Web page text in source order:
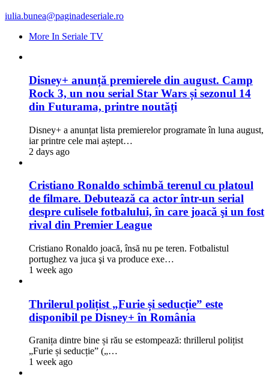
iulia.bunea@paginadeseriale.ro
More In Seriale TV
Disney+ anunță premierele din august. Camp
Rock 3, un nou serial Star Wars și sezonul 14
din Futurama, printre noutăți
Disney+ a anunțat lista premierelor programate în luna august,
iar printre cele mai aștept…
2 days ago
Cristiano Ronaldo schimbă terenul cu platoul
de filmare. Debutează ca actor într-un serial
despre culisele fotbalului, în care joacă şi un fost
rival din Premier League
Cristiano Ronaldo joacă, însă nu pe teren. Fotbalistul
portughez va juca şi va produce exe…
1 week ago
Thrilerul polițist „Furie și seducție” este
disponibil pe Disney+ în România
Granița dintre bine și rău se estompează: thrillerul polițist
„Furie și seducție” („…
1 week ago